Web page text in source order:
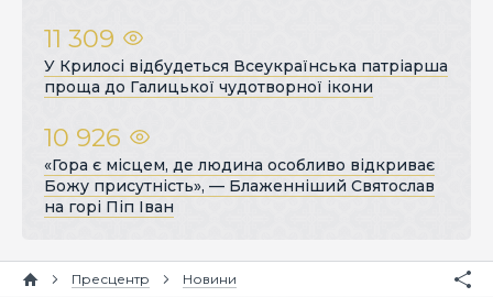
11 309
У Крилосі відбудеться Всеукраїнська патріарша
проща до Галицької чудотворної ікони
10 926
«Гора є місцем, де людина особливо відкриває
Божу присутність», — Блаженніший Святослав
на горі Піп Іван
Пресцентр Новини